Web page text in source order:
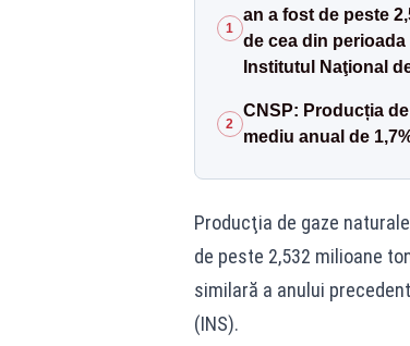
1
an a fost de peste
de cea din
Institutul Naţional
2
CNSP: Producția
mediu anual de
Producţia de gaze
de peste 2,532 milioane
similară a anului
(INS).